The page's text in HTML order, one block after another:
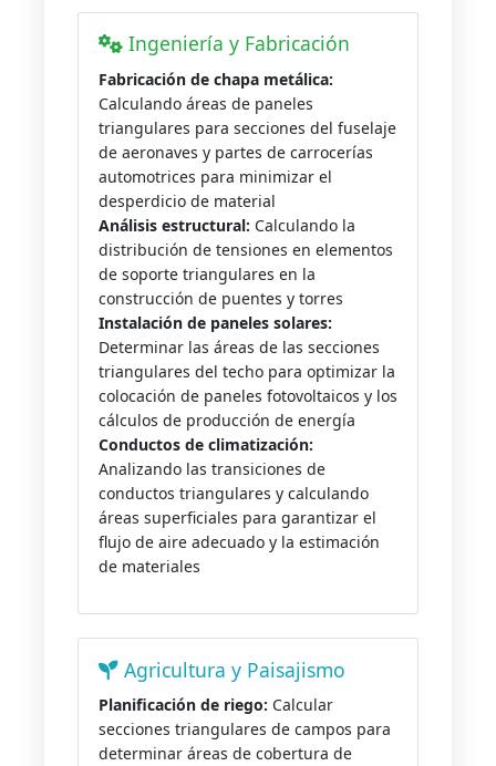
Ingeniería y Fabricación
Fabricación de chapa metálica:
Calculando áreas de paneles
triangulares para secciones del fuselaje
de aeronaves y partes de carrocerías
automotrices para minimizar el
desperdicio de material
Análisis estructural: Calculando la
distribución de tensiones en elementos
de soporte triangulares en la
construcción de puentes y torres
Instalación de paneles solares:
Determinar las áreas de las secciones
triangulares del techo para optimizar la
colocación de paneles fotovoltaicos y los
cálculos de producción de energía
Conductos de climatización:
Analizando las transiciones de
conductos triangulares y calculando
áreas superficiales para garantizar el
flujo de aire adecuado y la estimación
de materiales
Agricultura y Paisajismo
Planificación de riego: Calcular
secciones triangulares de campos para
determinar áreas de cobertura de